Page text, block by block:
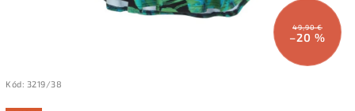
49,90 €
–20 %
Kód: 3219/38